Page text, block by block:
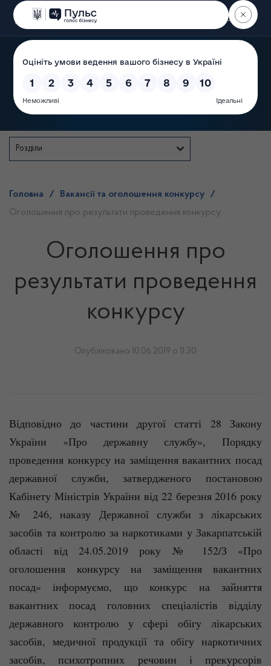
Пошук
Розділи
Головна / Вакансії та оголошення конкурсу
/
Оголошення про результати проведення конкурсу
Оголошення про
результати проведення
конкурсу
Опубліковано 10.06.2019 о 11:30
Відповідно до частини другої статті 28 Закону
України «Про державну службу», Порядку
проведення конкурсу на заміщення вакантних посад
державної служби, затвердженого постановою
Кабінету Міністрів України від 22 березня 2016 року
№ 246, наказу Державної служби з лікарських
засобів та контролю за наркотиками у Закарпатській
області від 24.05.2019 року № 152/З «Про
оголошення конкурсу на заміщення вакантних
посад» інформуємо, що конкурс на зайняття
вакантних посад головних спеціалістів відділу
державного контролю у сфері обігу лікарських
засобів, медичної продукції та обігу наркотичних
засобів, психотропних речовин і прекурсорів